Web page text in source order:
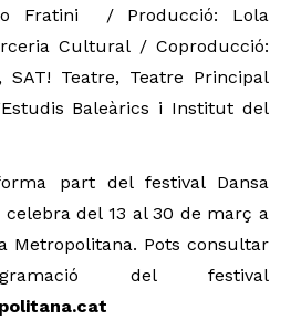
Fratini / Producció: Lola
Cultural / Coproducció:
SAT! Teatre, Teatre Principal
Baleàrics i Institut del
part del festival Dansa
del 13 al 30 de març a
Metropolitana. Pots consultar
del festival